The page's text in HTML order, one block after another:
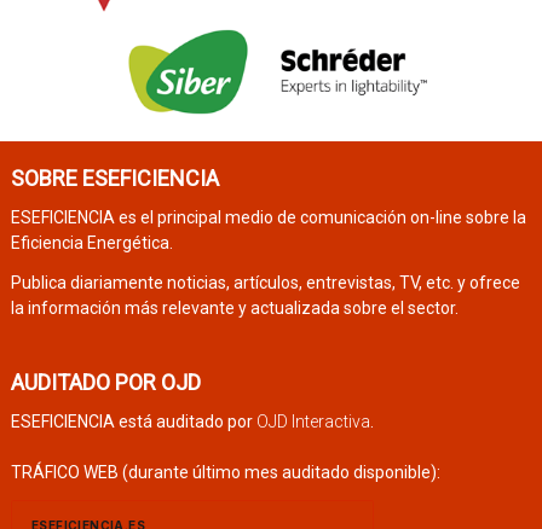
SOBRE ESEFICIENCIA
ESEFICIENCIA es el principal medio de comunicación on-line sobre la
Eficiencia Energética.
Publica diariamente noticias, artículos, entrevistas, TV, etc. y ofrece
la información más relevante y actualizada sobre el sector.
AUDITADO POR OJD
ESEFICIENCIA está auditado por OJD Interactiva
TRÁFICO WEB (durante último mes auditado disponible):